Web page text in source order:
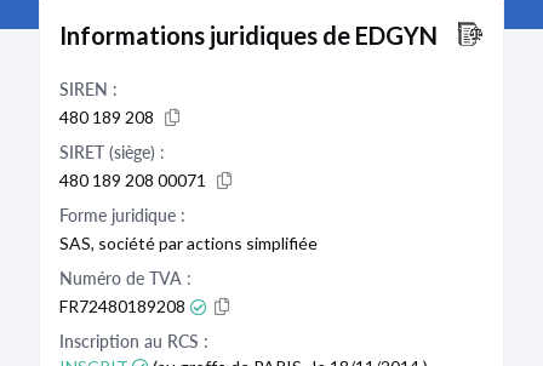
Informations juridiques de EDGYN
SIREN :
480 189 208
SIRET (siège) :
480 189 208 00071
Forme juridique :
SAS, société par actions simplifiée
Numéro de TVA :
FR72480189208
Inscription au RCS :